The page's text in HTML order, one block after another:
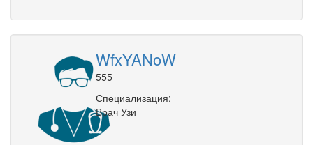
WfxYANoW
555
Специализация:
Врач Узи